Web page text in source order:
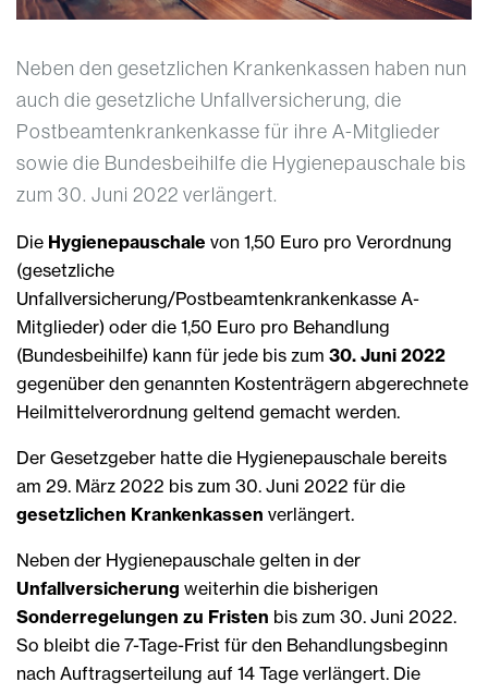
Neben den gesetzlichen Krankenkassen haben nun
auch die gesetzliche Unfallversicherung, die
Postbeamtenkrankenkasse für ihre A-Mitglieder
sowie die Bundesbeihilfe die Hygienepauschale bis
zum 30. Juni 2022 verlängert.
Die Hygienepauschale von 1,50 Euro pro Verordnung
(gesetzliche
Unfallversicherung/Postbeamtenkrankenkasse A-
Mitglieder) oder die 1,50 Euro pro Behandlung
(Bundesbeihilfe) kann für jede bis zum 30. Juni 2022
gegenüber den genannten Kostenträgern abgerechnete
Heilmittelverordnung geltend gemacht werden.
Der Gesetzgeber hatte die Hygienepauschale bereits
am 29. März 2022 bis zum 30. Juni 2022 für die
gesetzlichen Krankenkassen verlängert.
Neben der Hygienepauschale gelten in der
Unfallversicherung weiterhin die bisherigen
Sonderregelungen zu Fristen bis zum 30. Juni 2022.
So bleibt die 7-Tage-Frist für den Behandlungsbeginn
nach Auftragserteilung auf 14 Tage verlängert. Die